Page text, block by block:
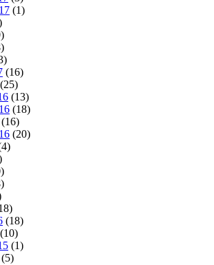
(1)
(16)
(25)
(13)
(18)
(16)
(20)
(18)
(10)
(1)
(5)